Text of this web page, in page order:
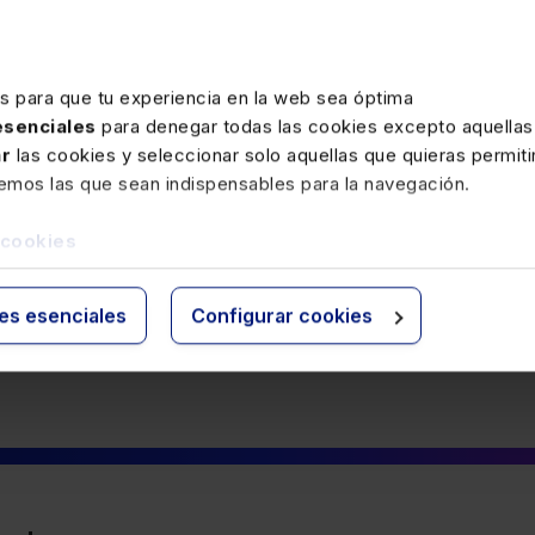
para que tu experiencia en la web sea óptima
para denegar todas las cookies excepto
las cookies y seleccionar solo aquellas que quieras
las que sean indispensables para la navegación.
esenciales Configurar cookies
1 2